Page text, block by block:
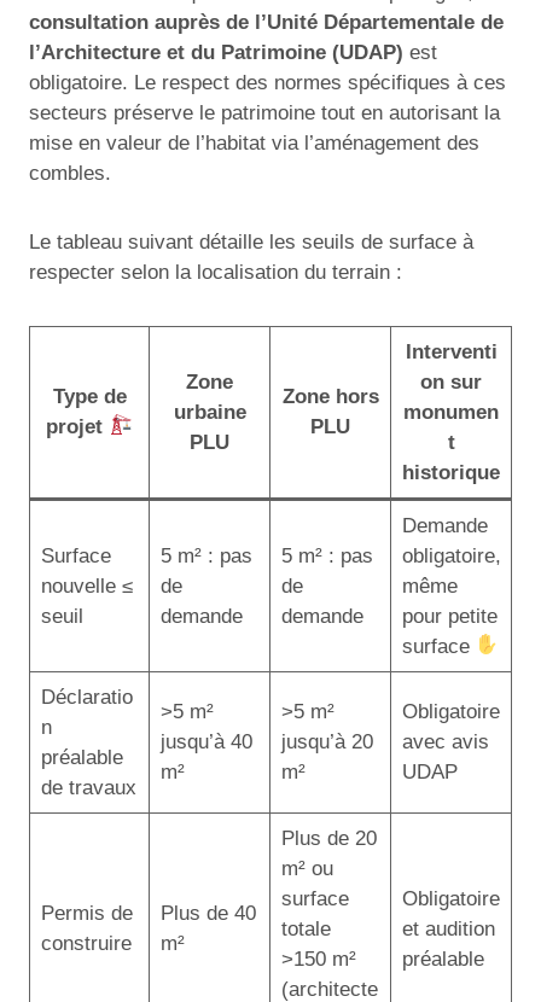
consultation auprès de l’Unité Départementale de
l’Architecture et du Patrimoine (UDAP) est
obligatoire. Le respect des normes spécifiques à ces
secteurs préserve le patrimoine tout en autorisant la
mise en valeur de l’habitat via l’aménagement des
combles.
Le tableau suivant détaille les seuils de surface à
respecter selon la localisation du terrain :
Type de
projet
Zone
urbaine
PLU
Zone hors
PLU
Interventi
on sur
monumen
t
historique
Surface
nouvelle ≤
seuil
5 m² : pas
de
demande
5 m² : pas
de
demande
Demande
obligatoire,
même
pour petite
surface
Déclaratio
n
préalable
de travaux
>5 m²
jusqu’à 40
m²
>5 m²
jusqu’à 20
m²
Obligatoire
avec avis
UDAP
Permis de
construire
Plus de 40
m²
Plus de 20
m² ou
surface
totale
>150 m²
(architecte
Obligatoire
et audition
préalable